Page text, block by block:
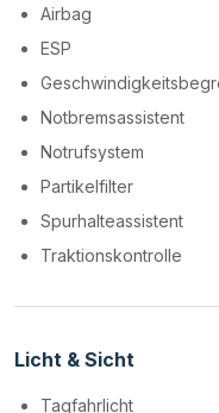
Airbag
ESP
Notbremsassistent
Notrufsystem
Partikelfilter
Spurhalteassistent
Traktionskontrolle
Licht & Sicht
Tagfahrlicht